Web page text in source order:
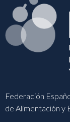
Federación
de Alimentación y